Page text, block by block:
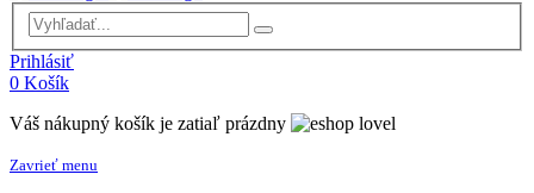
Prihlásiť
0 Košík
Váš nákupný košík je zatiaľ prázdny
Zavrieť menu